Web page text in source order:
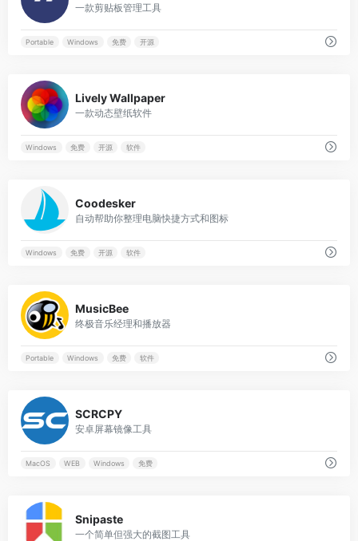
一款剪贴板管理工具
Portable Windows 免费 开源
Lively Wallpaper
一款动态壁纸软件
Windows 免费 开源 软件
Coodesker
自动帮助你整理电脑快捷方式和图标
Windows 免费 开源 软件
MusicBee
终极音乐经理和播放器
Portable Windows 免费 软件
SCRCPY
安卓屏幕镜像工具
MacOS WEB Windows 免费
Snipaste
一个简单但强大的截图工具